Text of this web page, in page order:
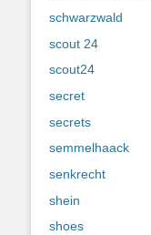
schwarzwald
scout 24
scout24
secret
secrets
semmelhaack
senkrecht
shein
shoes